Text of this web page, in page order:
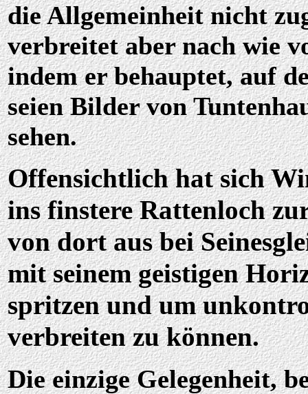
die Allgemeinheit nicht
verbreitet aber nach wie
indem er behauptet, auf
seien Bilder von
sehen.
Offensichtlich hat sich
ins finstere Rattenloch
von dort aus bei
mit seinem geistigen
spritzen und um
verbreiten zu können.
Die einzige Gelegenheit,